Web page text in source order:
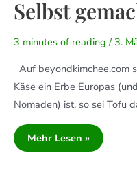
Selbst
3 minutes of reading / 3.
Auf beyondkimchee.com
Käse ein Erbe Europas
Nomaden) ist, so sei Tofu
Mehr Lesen »